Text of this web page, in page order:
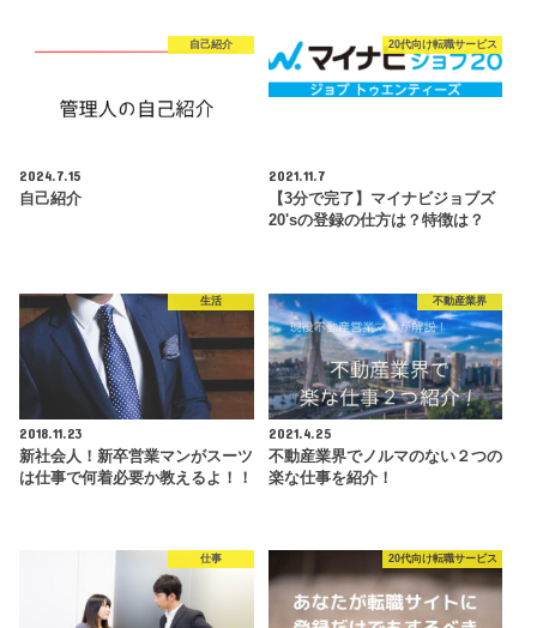
自己紹介
2024.7.15
自己紹介
20代向け転職サービス
2021.11.7
【3分で完了】マイナビジョブズ
20'sの登録の仕方は？特徴は？
生活
2018.11.23
新社会人！新卒営業マンがスーツ
は仕事で何着必要か教えるよ！！
不動産業界
2021.4.25
不動産業界でノルマのない２つの
楽な仕事を紹介！
仕事 20代向け転職サービス